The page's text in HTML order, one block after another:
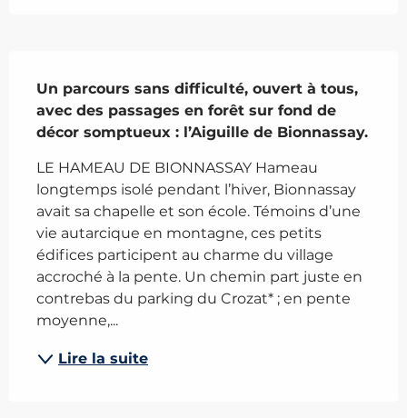
Un parcours sans difficulté, ouvert à tous,
avec des passages en forêt sur fond de
décor somptueux : l’Aiguille de Bionnassay.
LE HAMEAU DE BIONNASSAY Hameau
longtemps isolé pendant l’hiver, Bionnassay
avait sa chapelle et son école. Témoins d’une
vie autarcique en montagne, ces petits
édifices participent au charme du village
accroché à la pente. Un chemin part juste en
contrebas du parking du Crozat* ; en pente
moyenne,...
Lire la suite